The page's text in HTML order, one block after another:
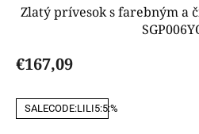
Zlatý prívesok s farebným a
€167,09
SALECODE:LILI5:5:%